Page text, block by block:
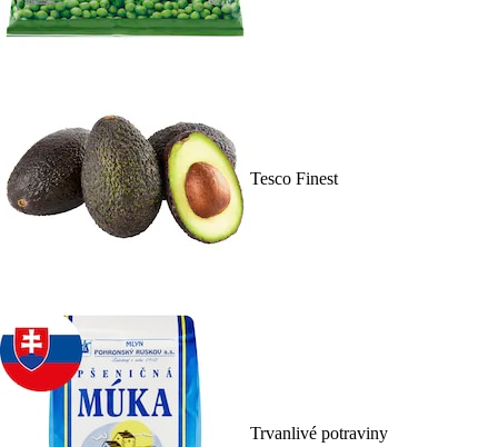
Tesco Finest
Trvanlivé potraviny